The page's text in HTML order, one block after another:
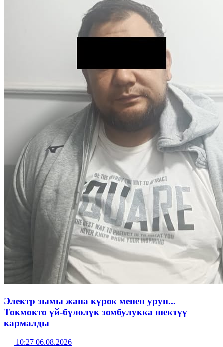
Электр зымы жана күрөк менен уруп...
Токмокто үй-бүлөлүк зомбулукка шектүү
кармалды
10:27 06.08.2026